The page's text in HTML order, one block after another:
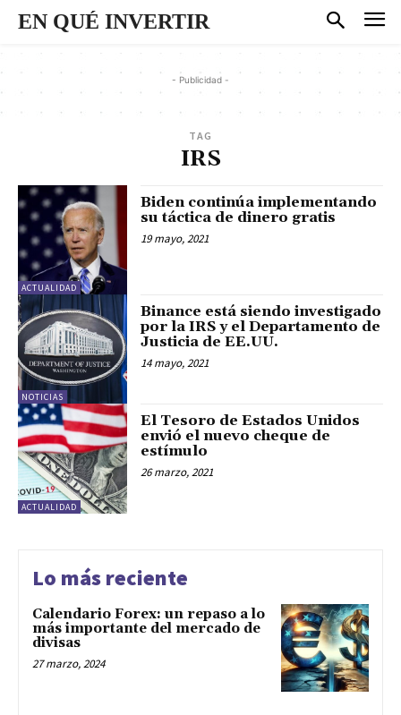
EN QUÉ INVERTIR
- Publicidad -
TAG
IRS
ACTUALIDAD
Biden continúa implementando
su táctica de dinero gratis
19 mayo, 2021
NOTICIAS
Binance está siendo investigado
por la IRS y el Departamento de
Justicia de EE.UU.
14 mayo, 2021
ACTUALIDAD
El Tesoro de Estados Unidos
envió el nuevo cheque de
estímulo
26 marzo, 2021
Lo más reciente
Calendario Forex: un repaso a lo
más importante del mercado de
divisas
27 marzo, 2024